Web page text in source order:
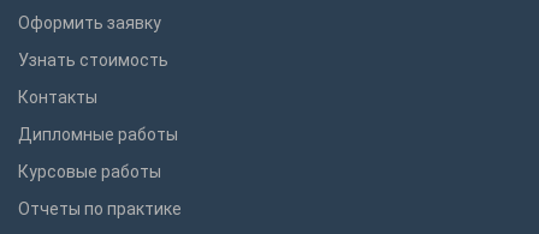
Оформить заявку
Узнать стоимость
Контакты
Дипломные работы
Курсовые работы
Отчеты по практике